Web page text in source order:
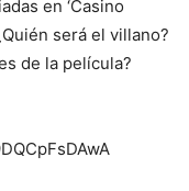
en ‘Casino
será el villano?
de la película?